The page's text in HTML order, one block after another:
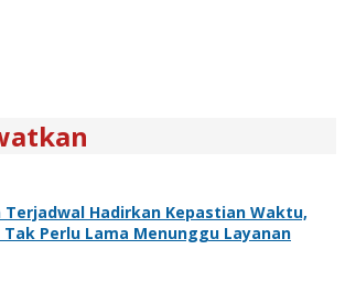
Terjadwal Hadirkan Kepastian Waktu,
Perlu Lama Menunggu Layanan